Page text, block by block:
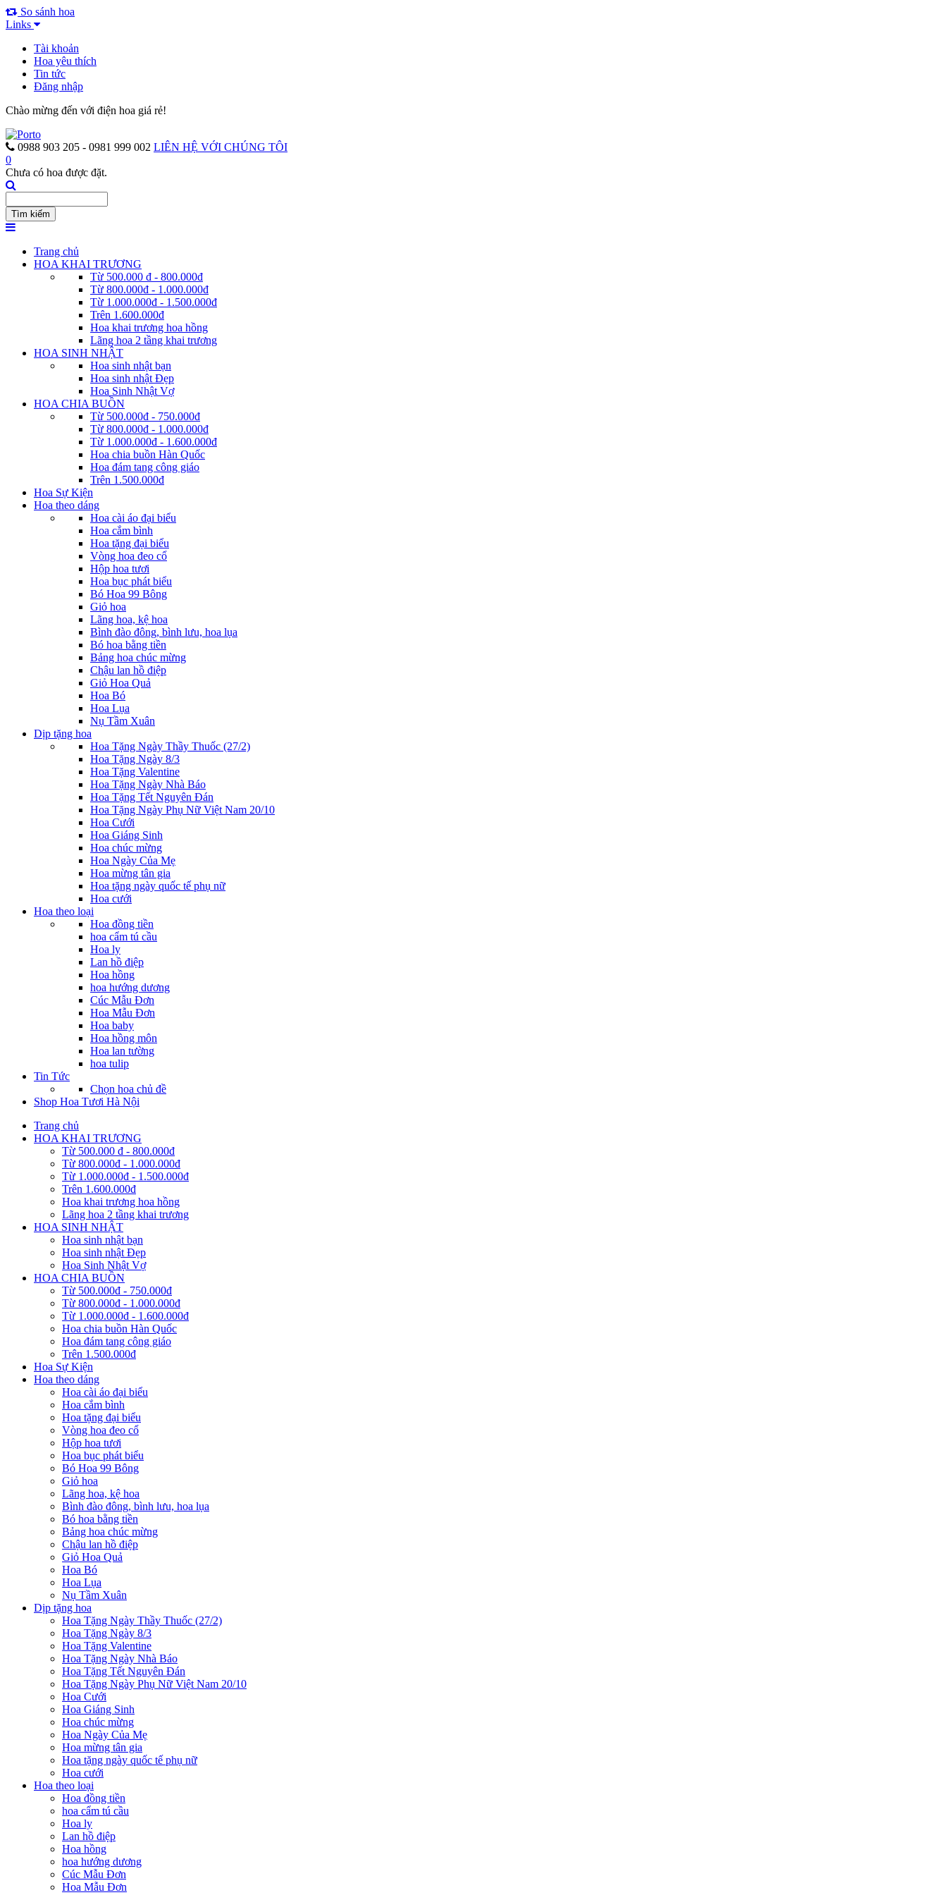
So sánh hoa
Links
Tài khoản
Hoa yêu thích
Tin tức
Đăng nhập
Chào mừng đến với điện hoa giá rẻ!
0988 903 205 - 0981 999 002 LIÊN HỆ VỚI CHÚNG TÔI
0
Chưa có hoa được đặt.
Trang chủ
HOA KHAI TRƯƠNG
Từ 500.000 đ - 800.000đ
Từ 800.000đ - 1.000.000đ
Từ 1.000.000đ - 1.500.000đ
Trên 1.600.000đ
Hoa khai trương hoa hồng
Lãng hoa 2 tầng khai trương
HOA SINH NHẬT
Hoa sinh nhật bạn
Hoa sinh nhật Đẹp
Hoa Sinh Nhật Vợ
HOA CHIA BUỒN
Từ 500.000đ - 750.000đ
Từ 800.000đ - 1.000.000đ
Từ 1.000.000đ - 1.600.000đ
Hoa chia buồn Hàn Quốc
Hoa đám tang công giáo
Trên 1.500.000đ
Hoa Sự Kiện
Hoa theo dáng
Hoa cài áo đại biểu
Hoa cắm bình
Hoa tặng đại biểu
Vòng hoa đeo cổ
Hộp hoa tươi
Hoa bục phát biểu
Bó Hoa 99 Bông
Giỏ hoa
Lãng hoa, kệ hoa
Bình đào đông, bình lưu, hoa lụa
Bó hoa bằng tiền
Bảng hoa chúc mừng
Chậu lan hồ điệp
Giỏ Hoa Quả
Hoa Bó
Hoa Lụa
Nụ Tầm Xuân
Dịp tặng hoa
Hoa Tặng Ngày Thầy Thuốc (27/2)
Hoa Tặng Ngày 8/3
Hoa Tặng Valentine
Hoa Tặng Ngày Nhà Báo
Hoa Tặng Tết Nguyên Đán
Hoa Tặng Ngày Phụ Nữ Việt Nam 20/10
Hoa Cưới
Hoa Giáng Sinh
Hoa chúc mừng
Hoa Ngày Của Mẹ
Hoa mừng tân gia
Hoa tặng ngày quốc tế phụ nữ
Hoa cưới
Hoa theo loại
Hoa đồng tiền
hoa cẩm tú cầu
Hoa ly
Lan hồ điệp
Hoa hồng
hoa hướng dương
Cúc Mẫu Đơn
Hoa Mẫu Đơn
Hoa baby
Hoa hồng môn
Hoa lan tường
hoa tulip
Tin Tức
Chọn hoa chủ đề
Shop Hoa Tươi Hà Nội
Trang chủ
HOA KHAI TRƯƠNG
Từ 500.000 đ - 800.000đ
Từ 800.000đ - 1.000.000đ
Từ 1.000.000đ - 1.500.000đ
Trên 1.600.000đ
Hoa khai trương hoa hồng
Lãng hoa 2 tầng khai trương
HOA SINH NHẬT
Hoa sinh nhật bạn
Hoa sinh nhật Đẹp
Hoa Sinh Nhật Vợ
HOA CHIA BUỒN
Từ 500.000đ - 750.000đ
Từ 800.000đ - 1.000.000đ
Từ 1.000.000đ - 1.600.000đ
Hoa chia buồn Hàn Quốc
Hoa đám tang công giáo
Trên 1.500.000đ
Hoa Sự Kiện
Hoa theo dáng
Hoa cài áo đại biểu
Hoa cắm bình
Hoa tặng đại biểu
Vòng hoa đeo cổ
Hộp hoa tươi
Hoa bục phát biểu
Bó Hoa 99 Bông
Giỏ hoa
Lãng hoa, kệ hoa
Bình đào đông, bình lưu, hoa lụa
Bó hoa bằng tiền
Bảng hoa chúc mừng
Chậu lan hồ điệp
Giỏ Hoa Quả
Hoa Bó
Hoa Lụa
Nụ Tầm Xuân
Dịp tặng hoa
Hoa Tặng Ngày Thầy Thuốc (27/2)
Hoa Tặng Ngày 8/3
Hoa Tặng Valentine
Hoa Tặng Ngày Nhà Báo
Hoa Tặng Tết Nguyên Đán
Hoa Tặng Ngày Phụ Nữ Việt Nam 20/10
Hoa Cưới
Hoa Giáng Sinh
Hoa chúc mừng
Hoa Ngày Của Mẹ
Hoa mừng tân gia
Hoa tặng ngày quốc tế phụ nữ
Hoa cưới
Hoa theo loại
Hoa đồng tiền
hoa cẩm tú cầu
Hoa ly
Lan hồ điệp
Hoa hồng
hoa hướng dương
Cúc Mẫu Đơn
Hoa Mẫu Đơn